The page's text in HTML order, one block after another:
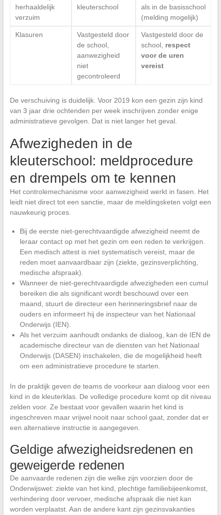
herhaaldelijk
verzuim
kleuterschool
als in de basisschool
(melding mogelijk)
Klasuren
Vastgesteld door
de school,
aanwezigheid
niet
gecontroleerd
Vastgesteld door de
school, respect
voor de uren
vereist
De verschuiving is duidelijk. Voor 2019 kon een gezin zijn kind
van 3 jaar drie ochtenden per week inschrijven zonder enige
administratieve gevolgen. Dat is niet langer het geval.
Afwezigheden in de
kleuterschool: meldprocedure
en drempels om te kennen
Het controlemechanisme voor aanwezigheid werkt in fasen. Het
leidt niet direct tot een sanctie, maar de meldingsketen volgt een
nauwkeurig proces.
Bij de eerste niet-gerechtvaardigde afwezigheid neemt de
leraar contact op met het gezin om een reden te verkrijgen.
Een medisch attest is niet systematisch vereist, maar de
reden moet aanvaardbaar zijn (ziekte, gezinsverplichting,
medische afspraak).
Wanneer de niet-gerechtvaardigde afwezigheden een cumul
bereiken die als significant wordt beschouwd over een
maand, stuurt de directeur een herinneringsbrief naar de
ouders en informeert hij de inspecteur van het Nationaal
Onderwijs (IEN).
Als het verzuim aanhoudt ondanks de dialoog, kan de IEN de
academische directeur van de diensten van het Nationaal
Onderwijs (DASEN) inschakelen, die de mogelijkheid heeft
om een administratieve procedure te starten.
In de praktijk geven de teams de voorkeur aan dialoog voor een
kind in de kleuterklas. De volledige procedure komt op dit niveau
zelden voor. Ze bestaat voor gevallen waarin het kind is
ingeschreven maar vrijwel nooit naar school gaat, zonder dat er
een alternatieve instructie is aangegeven.
Geldige afwezigheidsredenen en
geweigerde redenen
De aanvaarde redenen zijn die welke zijn voorzien door de
Onderwijswet: ziekte van het kind, plechtige familiebijeenkomst,
verhindering door vervoer, medische afspraak die niet kan
worden verplaatst. Aan de andere kant zijn gezinsvakanties